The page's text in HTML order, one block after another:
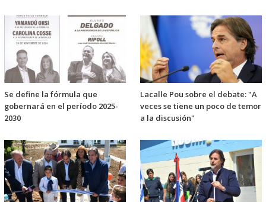
Se define la fórmula que
gobernará en el período 2025-
2030
Lacalle Pou sobre el debate: "A
veces se tiene un poco de temor
a la discusión"